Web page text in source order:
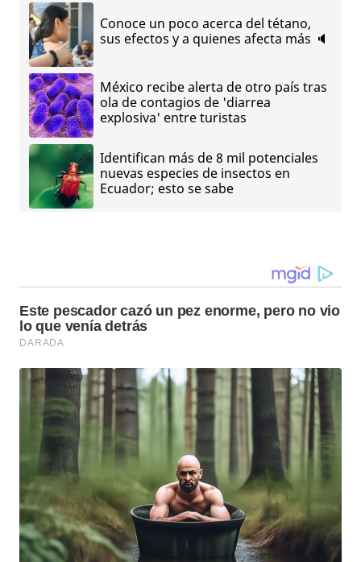
Conoce un poco acerca del tétano,
sus efectos y a quienes afecta más 🔈
México recibe alerta de otro país tras
ola de contagios de 'diarrea
explosiva' entre turistas
Identifican más de 8 mil potenciales
nuevas especies de insectos en
Ecuador; esto se sabe